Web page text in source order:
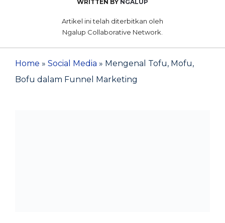
WRITTEN BY NGALUP
Artikel ini telah diterbitkan oleh
Ngalup Collaborative Network.
Home » Social Media » Mengenal Tofu, Mofu,
Bofu dalam Funnel Marketing